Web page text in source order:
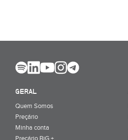
GERAL
Quem Somos
Preçário
Minha conta
Preçário BiG +